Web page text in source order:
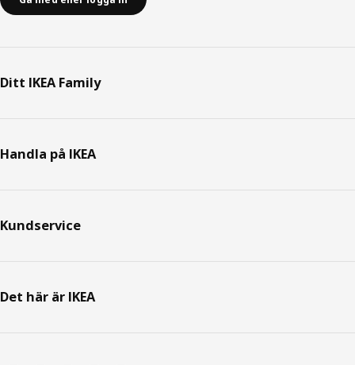
Ditt IKEA Family
Handla på IKEA
Kundservice
Det här är IKEA